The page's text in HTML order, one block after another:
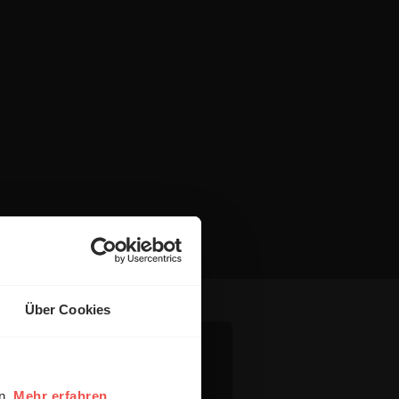
Über Cookies
Mehr erfahren